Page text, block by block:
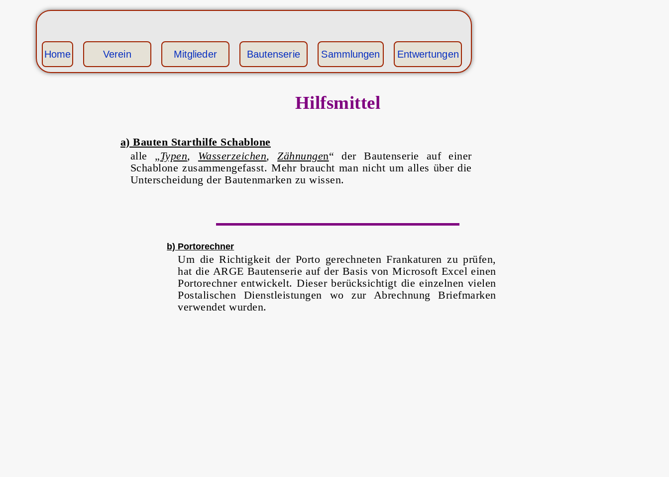
Home Verein Mitglieder Bautenserie Sammlungen Entwertungen
Hilfsmittel
a) Bauten Starthilfe Schablone
alle „Typen, Wasserzeichen,Zähnungen“ der Bautenserie auf einer
Schablone zusammengefasst. Mehr braucht man nicht um alles über die
Unterscheidung der Bautenmarken zu wissen.
b) Portorechner
Um die Richtigkeit der Porto gerechneten Frankaturen zu prüfen,
hat die ARGE Bautenserie auf der Basis von Microsoft Excel einen
Portorechner entwickelt. Dieser berücksichtigt die einzelnen vielen
Postalischen Dienstleistungen wo zur Abrechnung Briefmarken
verwendet wurden.